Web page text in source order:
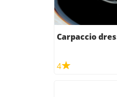
Carpaccio
4